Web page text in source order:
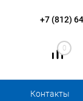
+7 (812)
0
Контакты